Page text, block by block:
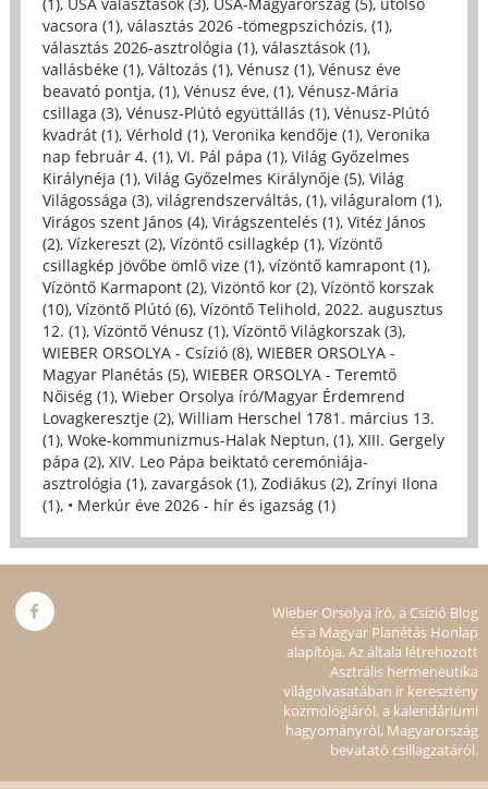
vacsora (1), választás 2026 -tömegpszichózis, (1),
választás 2026-asztrológia (1), választások (1),
vallásbéke (1), Változás (1), Vénusz (1), Vénusz éve
beavató pontja, (1), Vénusz éve, (1), Vénusz-Mária
csillaga (3), Vénusz-Plútó együttállás (1), Vénusz-Plútó
kvadrát (1), Vérhold (1), Veronika kendője (1), Veronika
nap február 4. (1), VI. Pál pápa (1), Világ Győzelmes
Királynéja (1), Világ Győzelmes Királynője (5), Világ
Világossága (3), világrendszerváltás, (1), világuralom (1),
Virágos szent János (4), Virágszentelés (1), Vitéz János
(2), Vízkereszt (2), Vízöntő csillagkép (1), Vízöntő
csillagkép jövőbe ömlő vize (1), vízöntő kamrapont (1),
Vízöntő Karmapont (2), Vizöntő kor (2), Vízöntő korszak
(10), Vízöntő Plútó (6), Vízöntő Telihold, 2022. augusztus
12. (1), Vízöntő Vénusz (1), Vízöntő Világkorszak (3),
WIEBER ORSOLYA - Csízió (8), WIEBER ORSOLYA -
Magyar Planétás (5), WIEBER ORSOLYA - Teremtő
Nőiség (1), Wieber Orsolya író/Magyar Érdemrend
Lovagkeresztje (2), William Herschel 1781. március 13.
(1), Woke-kommunizmus-Halak Neptun, (1), XIII. Gergely
pápa (2), XIV. Leo Pápa beiktató ceremóniája-
asztrológia (1), zavargások (1), Zodiákus (2), Zrínyi Ilona
(1), • Merkúr éve 2026 - hír és igazság (1)
Wieber Orsolya író, a Csízió Blog
és a Magyar Planétás Honlap
alapítója. Az általa létrehozott
Asztrális hermeneutika
világolvasatában ír keresztény
kozmológiáról, a kalendáriumi
hagyományról, Magyarország
bevatató csillagzatáról.